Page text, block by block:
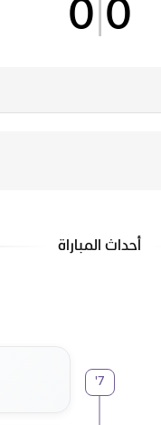
0
0
أحداث المباراة
7
'